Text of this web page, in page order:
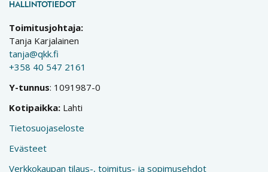
HALLINTOTIEDOT
Toimitusjohtaja:
Tanja Karjalainen
tanja@qkk.fi
+358 40 547 2161
Y-tunnus: 1091987-0
Kotipaikka: Lahti
Tietosuojaseloste
Evästeet
Verkkokaupan tilaus-, toimitus- ja sopimusehdot